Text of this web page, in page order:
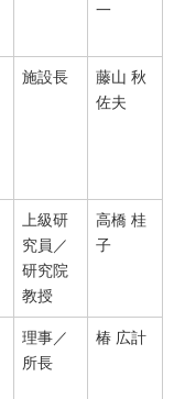
一
施設長
藤山 秋
佐夫
上級研
究員／
研究院
教授
高橋 桂
子
理事／
所長
椿 広計